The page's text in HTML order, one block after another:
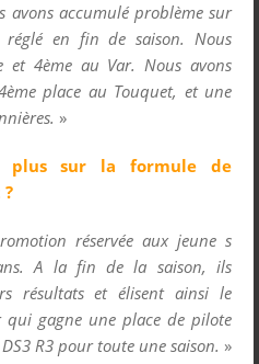
accumulé problème sur
réglé en fin de saison. Nous
et 4èmeau Var. Nous avons
ème place au Touquet, et une
»
plus sur la formule de
réservée aux jeune s
A la fin de la saison, ils
résultats et élisent ainsi le
qui gagne une place de pilote
R3 pour toute une saison. »